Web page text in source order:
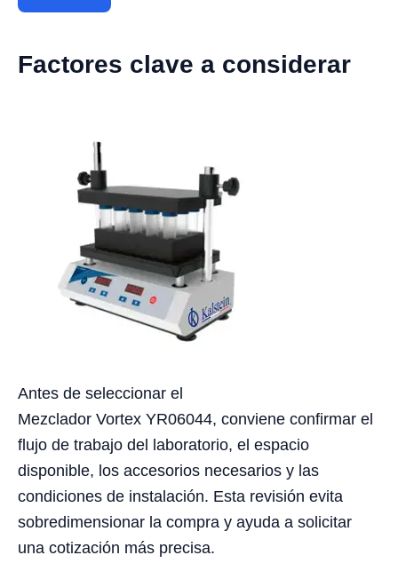
Factores clave a considerar
Antes de seleccionar el
Mezclador Vortex YR06044, conviene confirmar el
flujo de trabajo del laboratorio, el espacio
disponible, los accesorios necesarios y las
condiciones de instalación. Esta revisión evita
sobredimensionar la compra y ayuda a solicitar
una cotización más precisa.